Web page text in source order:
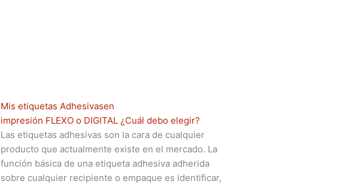
Mis etiquetas Adhesivasen
impresión FLEXO o DIGITAL ¿Cuál debo elegir?
Las etiquetas adhesivas son la cara de cualquier
producto que actualmente existe en el mercado. La
función básica de una etiqueta adhesiva adherida
sobre cualquier recipiente o empaque es identificar,